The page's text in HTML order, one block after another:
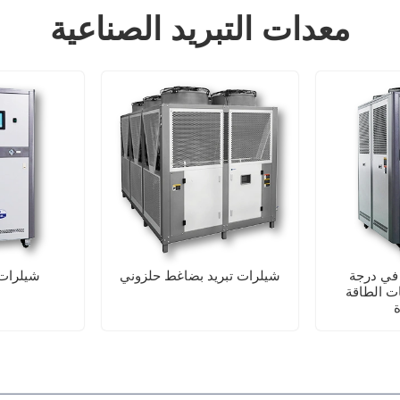
معدات التبريد الصناعية
شيلرات شيلرات تبريد بضاغط حلزوني
في درجة
الطاقة